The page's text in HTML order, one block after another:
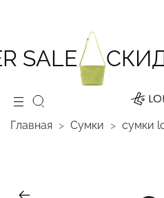
SALE
Главная Сумки cумки